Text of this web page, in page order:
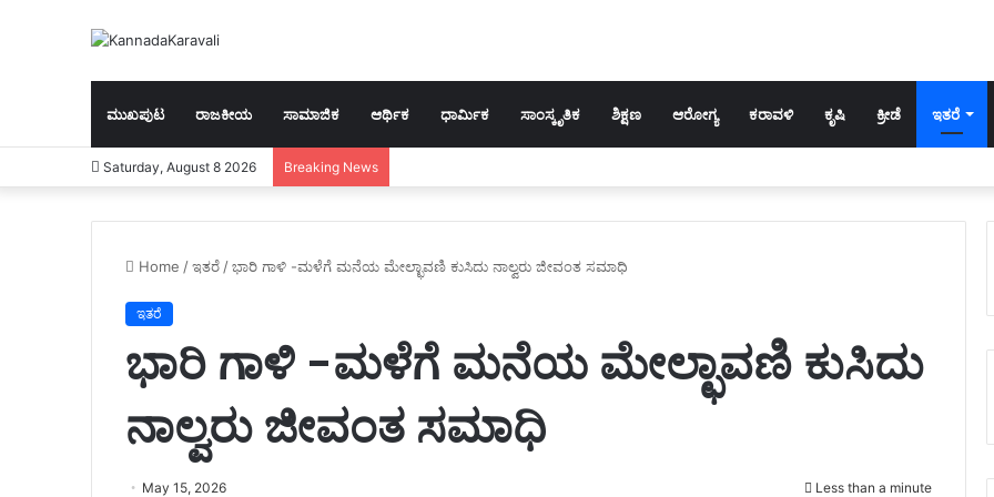
ಮುಖಪುಟ ರಾಜಕೀಯ ಸಾಮಾಜಿಕ ಆರ್ಥಿಕ ಧಾರ್ಮಿಕ ಸಾಂಸ್ಕೃತಿಕ ಶಿಕ್ಷಣ ಆರೋಗ್ಯ ಕರಾವಳಿ ಕೃಷಿ ಕ್ರೀಡೆ ಇತರೆ
Saturday, August 8 2026 Breaking News
Home / ಇತರೆ / ಭಾರಿ ಗಾಳಿ -ಮಳೆಗೆ ಮನೆಯ ಮೇಲ್ಛಾವಣಿ ಕುಸಿದು ನಾಲ್ವರು ಜೀವಂತ ಸಮಾಧಿ
ಇತರೆ
ಭಾರಿ ಗಾಳಿ -ಮಳೆಗೆ ಮನೆಯ ಮೇಲ್ಛಾವಣಿ ಕುಸಿದು
ನಾಲ್ವರು ಜೀವಂತ ಸಮಾಧಿ
May 15, 2026 Less than a minute